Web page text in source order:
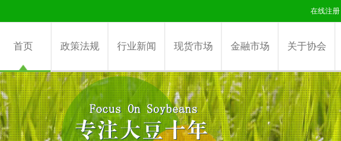
在线注册
首页 政策法规 行业新闻 现货市场 金融市场 关于协会